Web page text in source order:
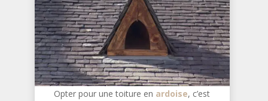
Opter pour une toiture en ardoise, c’est